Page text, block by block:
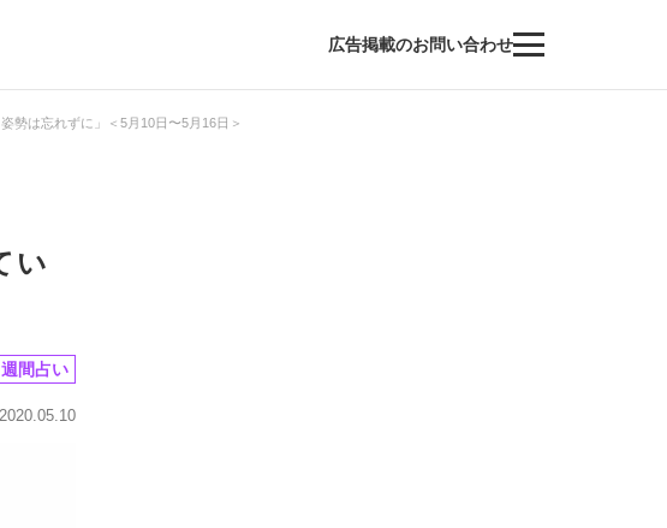
広告掲載のお問い合わせ
勢は忘れずに」＜5月10日〜5月16日＞
い
間占い
2020.05.10